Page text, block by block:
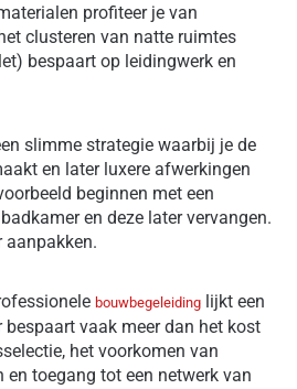
profiteer je van
clusteren van natte ruimtes
bespaart op leidingwerk en
slimme strategie waarbij je de
en later luxere afwerkingen
beginnen met een
en deze later vervangen.
aanpakken.
bouwbegeleiding lijkt een
vaak meer dan het kost
het voorkomen van
en toegang tot een netwerk van